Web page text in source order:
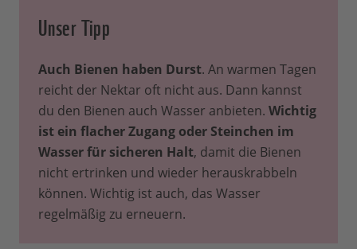
Unser Tipp
Auch Bienen haben Durst. An warmen Tagen
reicht der Nektar oft nicht aus. Dann kannst
du den Bienen auch Wasser anbieten. Wichtig
ist ein flacher Zugang oder Steinchen im
Wasser für sicheren Halt, damit die Bienen
nicht ertrinken und wieder herauskrabbeln
können. Wichtig ist auch, das Wasser
regelmäßig zu erneuern.